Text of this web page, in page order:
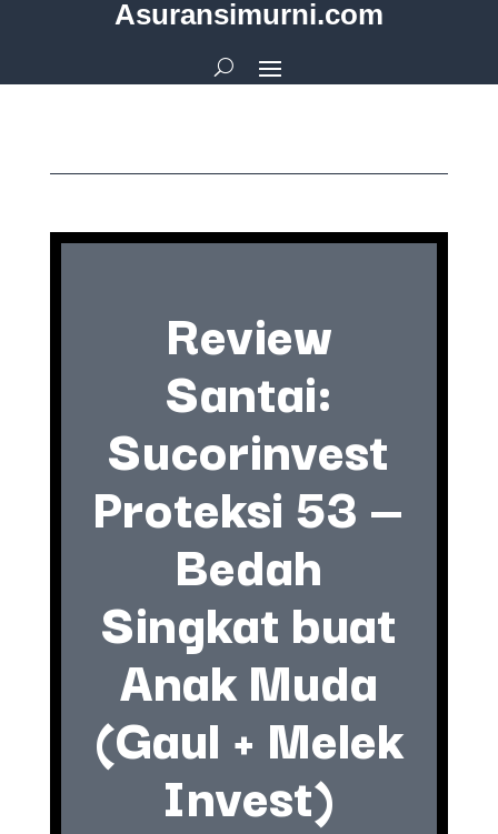
Asuransimurni.com
Review
Santai:
Sucorinvest
Proteksi 53 —
Bedah
Singkat buat
Anak Muda
(Gaul + Melek
Invest)